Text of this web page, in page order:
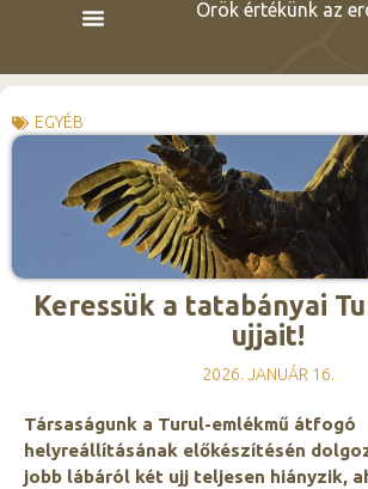
Örök értékünk az
EGYÉB
Keressük a tatabányai
ujjait!
2026. JANUÁR 16.
Társaságunk a Turul-emlékmű átfogó
helyreállításának előkészítésén
jobb lábáról két ujj teljesen hiányzik,